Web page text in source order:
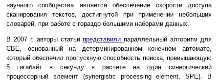
научного сообщества является обеспечение скорости доступа
сканирования текстов, достигнутой при применении небольших
словарей, при работе с гораздо большими наборами данных.
В 2007 г. авторы статьипредставилипараллельный алгоритм для
CBE, основанный на детерминированном конечном автомате,
который обеспечил пропускную способность поиска, превышающую
5 гигабайт в секунду в расчете на один синергический
процессорный элемент (synergistic processing element, SPE). В